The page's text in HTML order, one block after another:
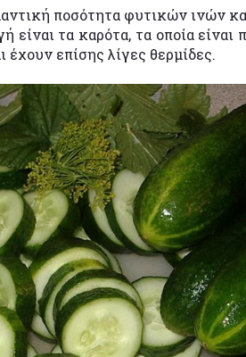
ποσότητα φυτικών ινών
είναι τα καρότα, τα οποία είναι
έχουν επίσης λίγες θερμίδες.